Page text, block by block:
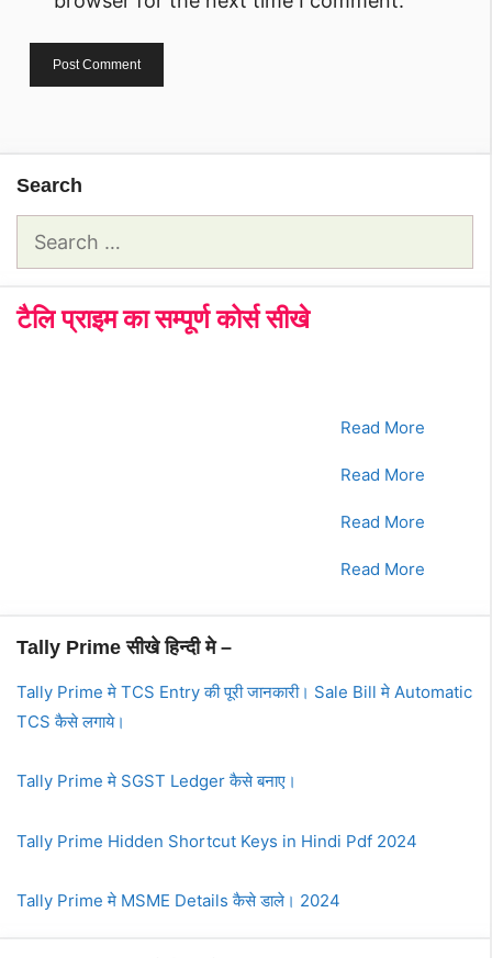
Search
Search
टैलि प्राइम का सम्पूर्ण कोर्स सीखे
Read More
Read More
Read More
Read More
Tally Prime सीखे हिन्दी मे –
Tally Prime मे TCS Entry की पूरी जानकारी। Sale Bill मे Automatic
TCS कैसे लगाये।
Tally Prime मे SGST Ledger कैसे बनाए।
Tally Prime Hidden Shortcut Keys in Hindi Pdf 2024
Tally Prime मे MSME Details कैसे डाले। 2024